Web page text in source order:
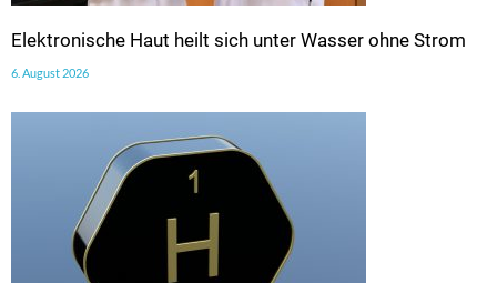
Elektronische Haut heilt sich unter Wasser ohne Strom
6. August 2026